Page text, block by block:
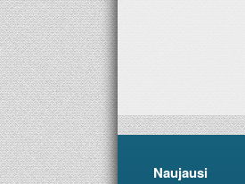
Naujausi